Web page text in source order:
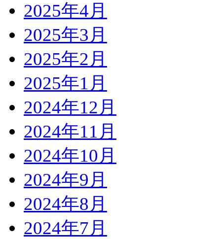
2025年4月
2025年3月
2025年2月
2025年1月
2024年12月
2024年11月
2024年10月
2024年9月
2024年8月
2024年7月